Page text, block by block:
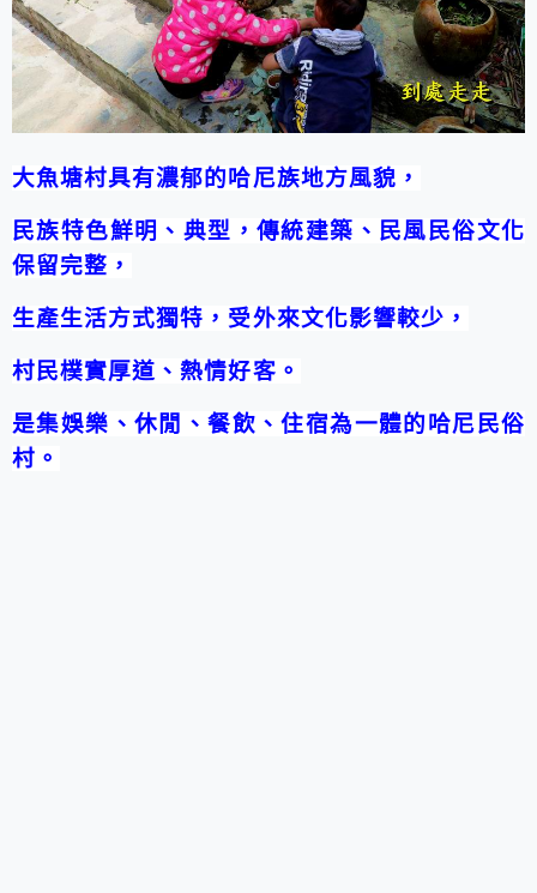
大魚塘村具有濃郁的哈尼族地方風貌，
民族特色鮮明、典型，傳統建築、民風民俗文化
保留完整，
生產生活方式獨特，受外來文化影響較少，
村民樸實厚道、熱情好客。
是集娛樂、休閒、餐飲、住宿為一體的哈尼民俗
村。